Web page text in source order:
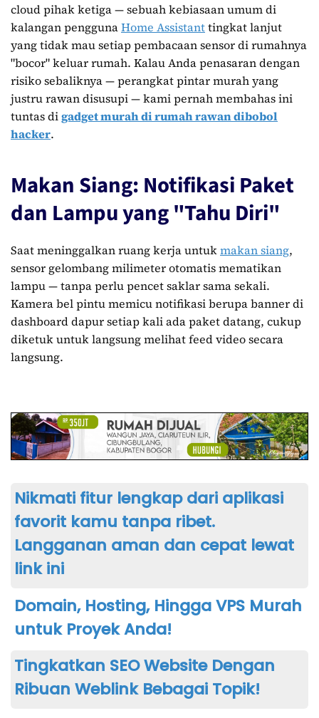
cloud pihak ketiga — sebuah kebiasaan umum di
kalangan penggunaHome Assistanttingkat lanjut
yang tidak mau setiap pembacaan sensor di rumahnya
"bocor" keluar rumah. Kalau Anda penasaran dengan
risiko sebaliknya — perangkat pintar murah yang
justru rawan disusupi — kami pernah membahas ini
tuntas digadget murah di rumah rawan dibobol
hacker.
Makan Siang: Notifikasi Paket
dan Lampu yang "Tahu Diri"
Saat meninggalkan ruang kerja untukmakan siang,
sensor gelombang milimeter otomatis mematikan
lampu — tanpa perlu pencet saklar sama sekali.
Kamera bel pintu memicu notifikasi berupa banner di
dashboard dapur setiap kali ada paket datang, cukup
diketuk untuk langsung melihat feed video secara
langsung.
Nikmati fitur lengkap dari aplikasi
favorit kamu tanpa ribet.
Langganan aman dan cepat lewat
link ini
Domain, Hosting, Hingga VPS Murah
untuk Proyek Anda!
Tingkatkan SEO Website Dengan
Ribuan Weblink Bebagai Topik!